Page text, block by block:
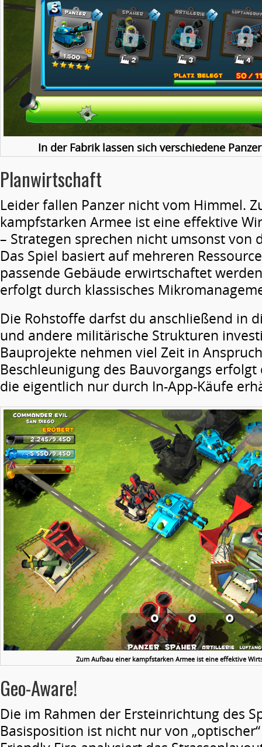
In der Fabrik lassen sich verschiedene
Planwirtschaft
Leider fallen Panzer nicht vom Himmel.
kampfstarken Armee ist eine effektive
– Strategen sprechen nicht umsonst von
Das Spiel basiert auf mehreren
passende Gebäude erwirtschaftet
erfolgt durch klassisches
Die Rohstoffe darfst du anschließend in
und andere militärische Strukturen
Bauprojekte nehmen viel Zeit in
Beschleunigung des Bauvorgangs
die eigentlich nur durch In-App-Käufe
Zum Aufbau einer kampfstarken Armee ist eine effektive
Geo-Aware!
Die im Rahmen der Ersteinrichtung des
Basisposition ist nicht nur von